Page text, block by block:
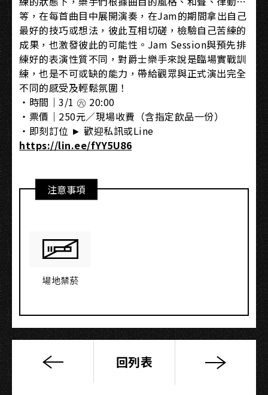
等，在每首曲目中展開演奏，在Jam的期間拿出自己
最好的技巧或想法，彼此互相切磋，檢驗自己苦練的
成果，也激發彼此的可能性。Jam Session與預先排
練好的表演性質不同，對爵士樂手來說是臨場實戰訓
練，也是不可或缺的能力，帶給觀眾與正式演出完全
不同的感受及輕鬆氛圍！
・時間｜3/1 ㊅ 20:00
・票價｜250元／現場收費（含指定飲品一份）
・即刻訂位 ► 歡迎私訊或Line
https://lin.ee/fYY5U86
注意事項
場地禁菸
Lady
回列表